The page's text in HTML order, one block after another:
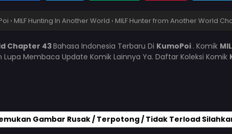
› MILF Hunting In Another World › MILF Hunter from Another World
Chapter 43Bahasa Indonesia Terbaru Di KumoPoi . Komik
Lupa Membaca Update Komik Lainnya Ya. Daftar Koleksi Komik
Gambar Rusak / Terpotong / Tidak Terload